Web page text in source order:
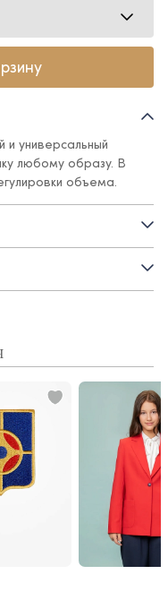
и универсальный
любому образу. В
объема.